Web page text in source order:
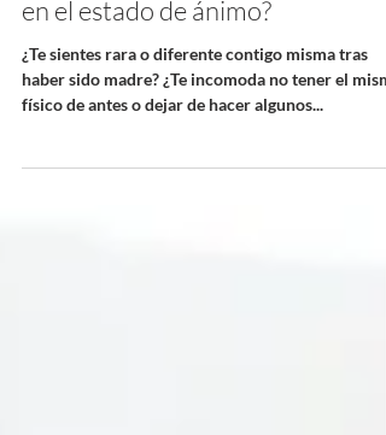
que no me afecte negativamente
en el estado de ánimo?
¿Te sientes rara o diferente contigo misma tras